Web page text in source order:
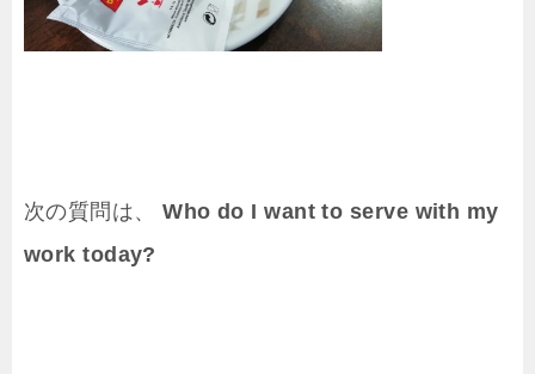
次の質問は、
Who do I want to serve with my
work today?